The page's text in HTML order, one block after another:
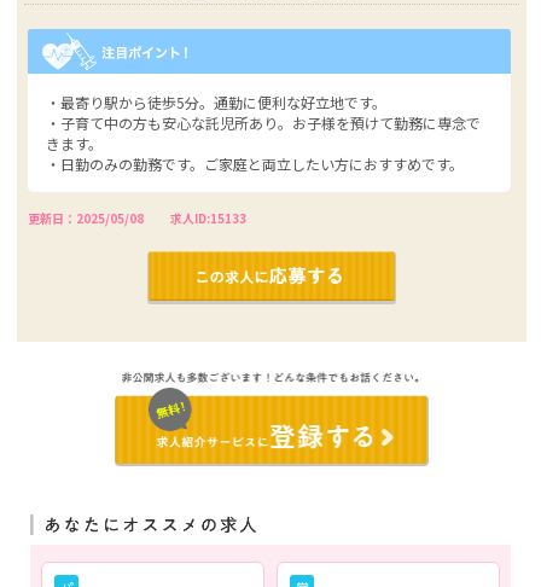
・最寄り駅から徒歩5分。通勤に便利な好立地です。
・子育て中の方も安心な託児所あり。お子様を預けて勤務に専念で
きます。
・日勤のみの勤務です。ご家庭と両立したい方におすすめです。
更新日：2025/05/08 求人ID:15133